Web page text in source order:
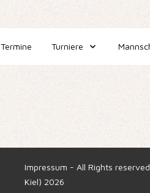
Termine Turniere
Impressum - All Rights
Kiel) 2026